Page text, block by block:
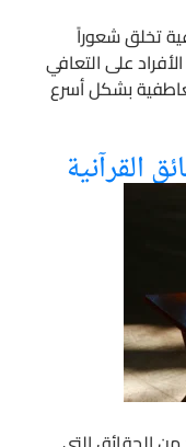
تخلق شعوراً
على التعافي
بشكل أسرع
القرآنية